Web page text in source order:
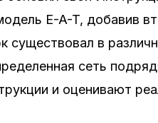
E-A-T, добавив
существовал в
сеть
и оценивают